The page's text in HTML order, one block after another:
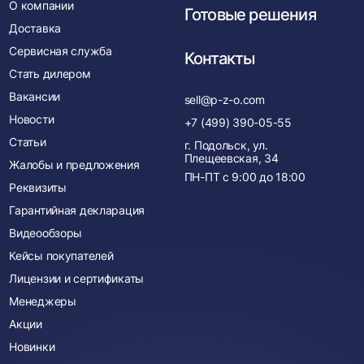
О компании
Доставка
Сервисная служба
Стать дилером
Вакансии
Новости
Статьи
Жалобы и предложения
Реквизиты
Гарантийная декларация
Видеообзоры
Кейсы покупателей
Лицензии и сертификаты
Менеджеры
Акции
Новинки
Готовые решения
Контакты
sell@p-z-o.com
+7 (499) 390-05-55
г. Подольск, ул.
Плещеевская, 34
ПН-ПТ с 9:00 до 18:00